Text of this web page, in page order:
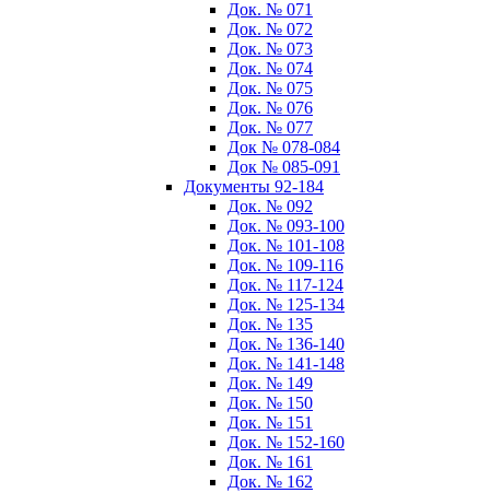
Док. № 071
Док. № 072
Док. № 073
Док. № 074
Док. № 075
Док. № 076
Док. № 077
Док № 078-084
Док № 085-091
Документы 92-184
Док. № 092
Док. № 093-100
Док. № 101-108
Док. № 109-116
Док. № 117-124
Док. № 125-134
Док. № 135
Док. № 136-140
Док. № 141-148
Док. № 149
Док. № 150
Док. № 151
Док. № 152-160
Док. № 161
Док. № 162